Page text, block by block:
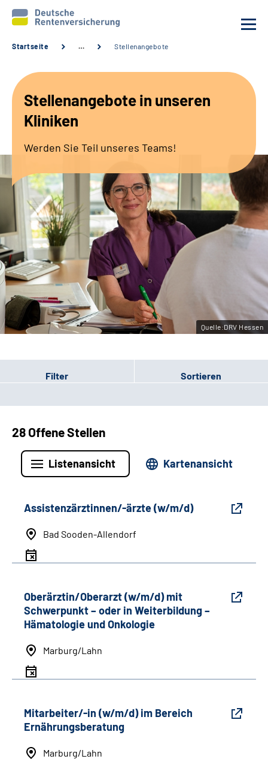
Behandlungsangebot
Sozialdienste & Zuweisende
Erweiterte Suche
Gebärdensprache
Leichte Sprache
Startseite … Stellenangebote
Stellenangebote in unseren
Kliniken
Werden Sie Teil unseres Teams!
Quelle:DRV Hessen
Filter Sortieren
28 Offene Stellen
Listenansicht Kartenansicht
Assistenzärztinnen/-ärzte (w/m/d)
Bad Sooden-Allendorf
Oberärztin/Oberarzt (w/m/d) mit
Schwerpunkt– oder in Weiterbildung–
Hämatologie und Onkologie
Marburg/Lahn
Mitarbeiter/-in (w/m/d) im Bereich
Ernährungsberatung
Marburg/Lahn